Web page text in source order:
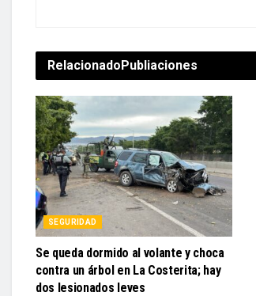
RelacionadoPubliaciones
SEGURIDAD
Se queda dormido al volante y choca
contra un árbol en La Costerita; hay
dos lesionados leves